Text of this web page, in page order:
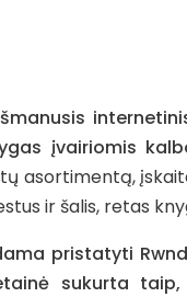
įvairiomis
asortimentą,
ir šalis, retas
pristatyti
sukurta